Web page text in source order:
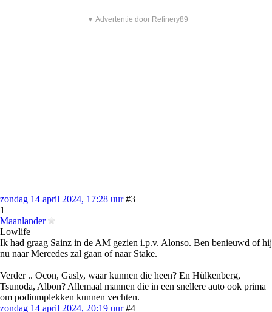
▼ Advertentie door Refinery89
zondag 14 april 2024, 17:28 uur #3
1
Maanlander
Lowlife
Ik had graag Sainz in de AM gezien i.p.v. Alonso. Ben benieuwd of hij
nu naar Mercedes zal gaan of naar Stake.
Verder .. Ocon, Gasly, waar kunnen die heen? En Hülkenberg,
Tsunoda, Albon? Allemaal mannen die in een snellere auto ook prima
om podiumplekken kunnen vechten.
zondag 14 april 2024, 20:19 uur #4